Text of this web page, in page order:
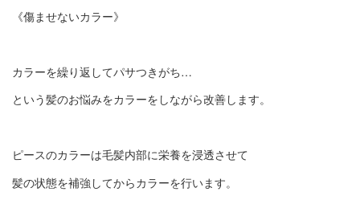
《傷ませないカラー》
カラーを繰り返してパサつきがち…
という髪のお悩みをカラーをしながら改善します。
ピースのカラーは毛髪内部に栄養を浸透させて
髪の状態を補強してからカラーを行います。